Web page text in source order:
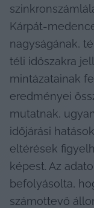
Kárpát-
nagyságának,
téli időszakra
mintázatainak
eredményei
mutatnak,
időjárási
eltérések
képest. Az
befolyásolta,
számottevő